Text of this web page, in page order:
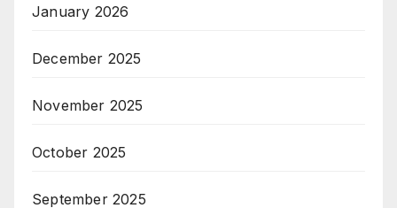
January 2026
December 2025
November 2025
October 2025
September 2025